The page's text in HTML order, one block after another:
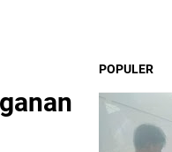
POPULER